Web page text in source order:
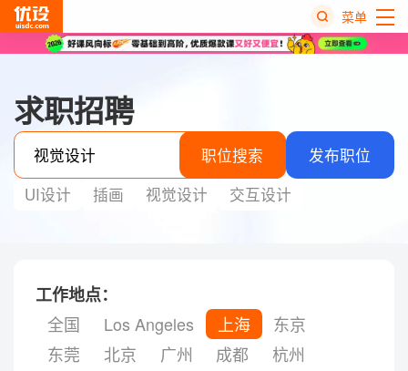
菜单
求职招聘
职位搜索
发布职位
UI设计
插画 视觉设计 交互设计
工作地点：
全国
Los Angeles 上海
东京
东莞
北京 广州 成都
杭州